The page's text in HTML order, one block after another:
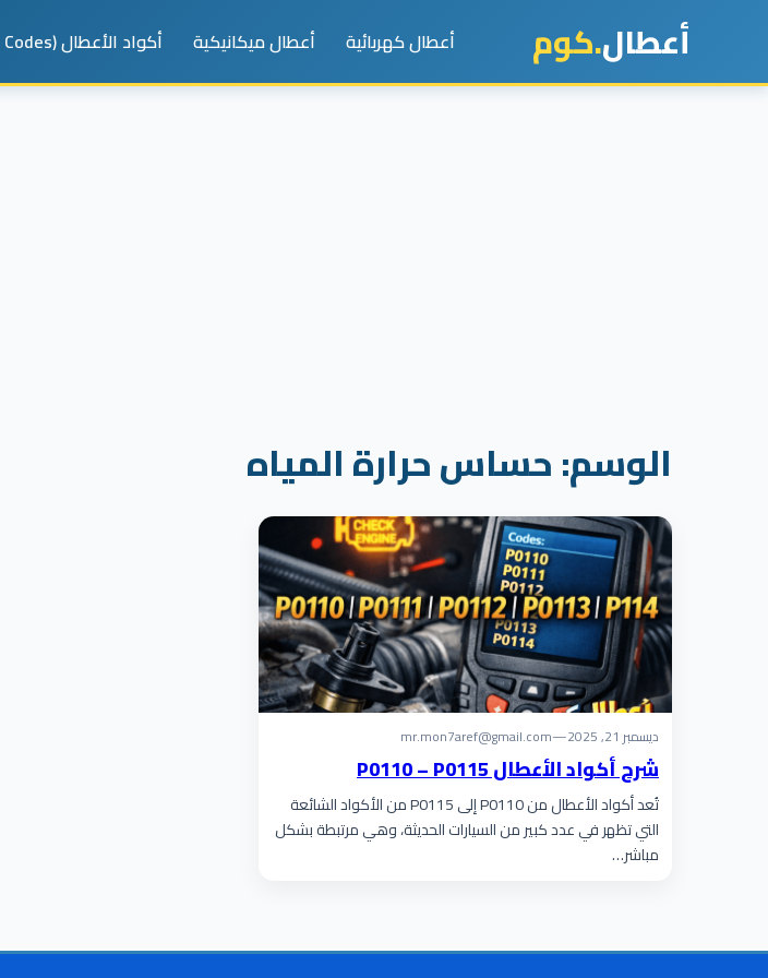
أعطال.كوم أعطال كهربائية أعطال ميكانيكية أكواد الأعطال (DTC Codes)
الوسم:حساس حرارة المياه
ديسمبر 21, 2025 —
mr.mon7aref@gmail.com
شرح أكواد الأعطال P0110 – P0115
تُعد أكواد الأعطال من P0110 إلى P0115 من الأكواد الشائعة
التي تظهر في عدد كبير من السيارات الحديثة، وهي مرتبطة بشكل
مباشر…